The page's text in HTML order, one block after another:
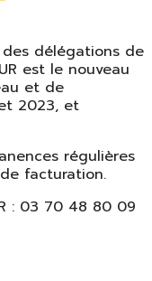
délégations de
est le nouveau
et de
2023, et
régulières
facturation.
: 03 70 48 80 09